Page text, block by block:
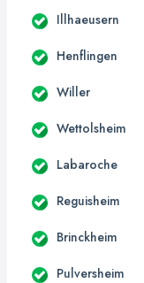
Illhaeusern
Henflingen
Willer
Wettolsheim
Labaroche
Reguisheim
Brinckheim
Pulversheim